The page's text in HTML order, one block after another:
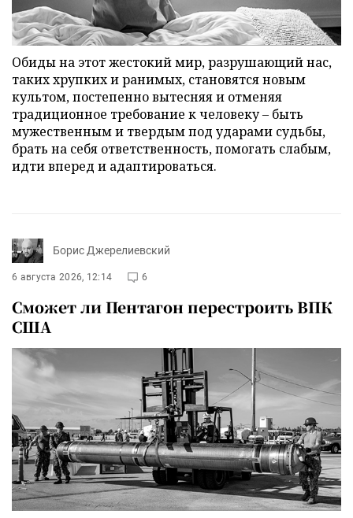
Обиды на этот жестокий мир, разрушающий нас,
таких хрупких и ранимых, становятся новым
культом, постепенно вытесняя и отменяя
традиционное требование к человеку – быть
мужественным и твердым под ударами судьбы,
брать на себя ответственность, помогать слабым,
идти вперед и адаптироваться.
Борис Джерелиевский
6 августа 2026, 12:14 6
Сможет ли Пентагон перестроить ВПК
США